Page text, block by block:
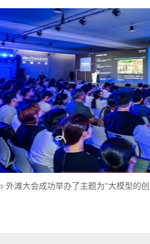
外滩大会成功举办了主题为“大模型的